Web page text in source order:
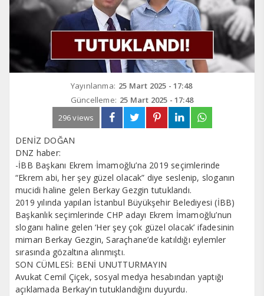
Yayınlanma: 25 Mart 2025 - 17:48
Güncelleme: 25 Mart 2025 - 17:48
296 views
DENİZ DOĞAN
DNZ haber:
-İBB Başkanı Ekrem İmamoğlu’na 2019 seçimlerinde
“Ekrem abi, her şey güzel olacak” diye seslenip, sloganın
mucidi haline gelen Berkay Gezgin tutuklandı.
2019 yılında yapılan İstanbul Büyükşehir Belediyesi (İBB)
Başkanlık seçimlerinde CHP adayı Ekrem İmamoğlu’nun
sloganı haline gelen ‘Her şey çok güzel olacak’ ifadesinin
mimarı Berkay Gezgin, Saraçhane’de katıldığı eylemler
sırasında gözaltına alınmıştı.
SON CÜMLESİ: BENİ UNUTTURMAYIN
Avukat Cemil Çiçek, sosyal medya hesabından yaptığı
açıklamada Berkay’ın tutuklandığını duyurdu.